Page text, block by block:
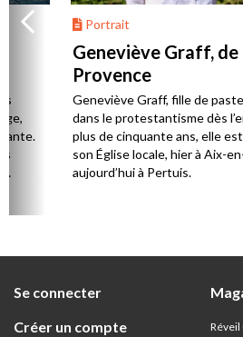
Portrait
Geneviève Graff, de
Provence
Geneviève Graff, fille de
dans le protestantisme dès
plus de cinquante ans, elle
son Église locale, hier à Aix-
aujourd’hui à Pertuis.
Se connecter
Créer un compte
Réveil